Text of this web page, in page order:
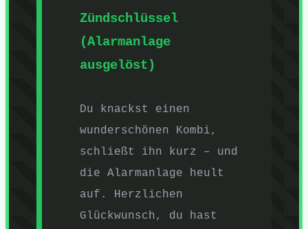
Zündschlüssel
(Alarmanlage
ausgelöst)
Du knackst einen
wunderschönen Kombi,
schließt ihn kurz – und
die Alarmanlage heult
auf. Herzlichen
Glückwunsch, du hast